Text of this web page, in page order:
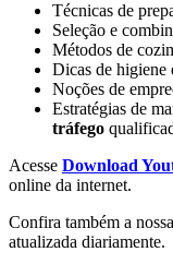
Técnicas de
Seleção e
Métodos de
Dicas de higiene
Noções de
Estratégias de
tráfego
Acesse Download
online da internet.
Confira também a nossa
atualizada diariamente.